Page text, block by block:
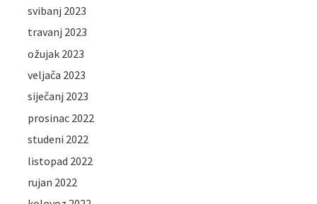
svibanj 2023
travanj 2023
ožujak 2023
veljača 2023
siječanj 2023
prosinac 2022
studeni 2022
listopad 2022
rujan 2022